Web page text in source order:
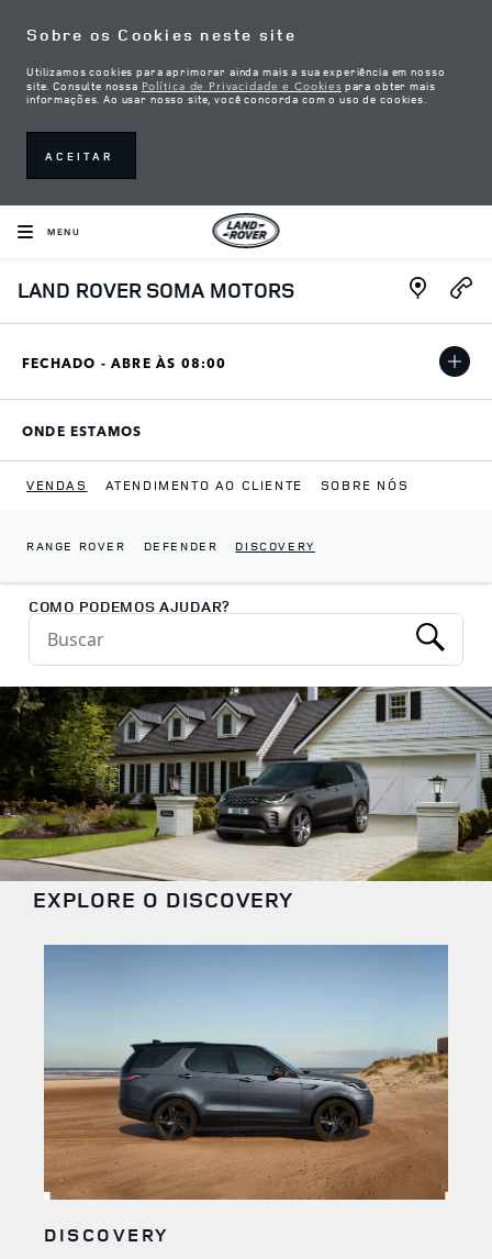
Sobre os Cookies neste site
Utilizamos cookies para aprimorar ainda mais a sua experiência em nosso
site. Consulte nossa Política de Privacidade e Cookies para obter mais
informações. Ao usar nosso site, você concorda com o uso de cookies.
ACEITAR
MENU
LAND ROVER SOMA MOTORS Link
FECHADO - ABRE ÀS 08:00
ONDE ESTAMOS
LINK OPENS IN NEW TAB
VENDAS ATENDIMENTO AO CLIENTE SOBRE NÓS
RANGE ROVER DEFENDER DISCOVERY
Return to Nav
COMO PODEMOS AJUDAR?
Conduct a search
Submit
EXPLORE O DISCOVERY
DISCOVERY